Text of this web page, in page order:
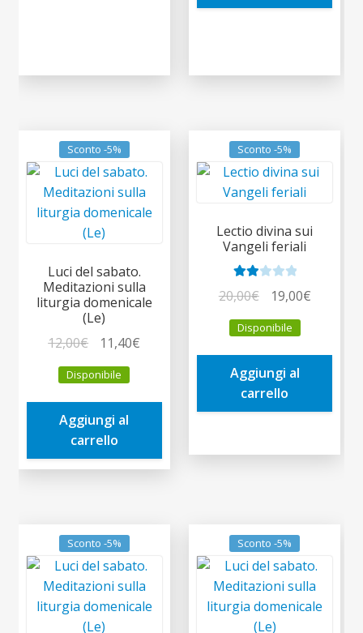
Sconto -5%
Luci del sabato.
Meditazioni sulla
liturgia domenicale
(Le)
12,00€
prezzo
originale
era:
12,00€.
11,40€
è:
Disponibile
Aggiungi al
carrello
Sconto -5%
Lectio divina sui
Vangeli feriali
2.00
20,00€
prezzo
originale
era:
20,00€.
19,00€Il
è:
Disponibile
Aggiungi al
carrello
Sconto -5% Sconto -5%